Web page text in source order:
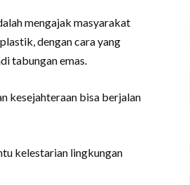
mengajak masyarakat
dengan cara yang
tabungan emas.
kesejahteraan bisa berjalan
kelestarian lingkungan